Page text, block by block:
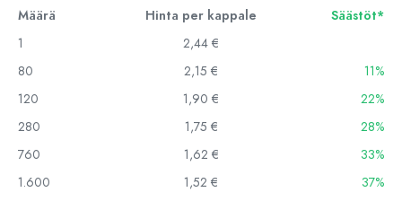
Määrä Hinta per kappale
Säästöt*
1
2,44 €
80
2,15 €
11%
120
1,90 €
22%
280
1,75 €
28%
760
1,62 €
33%
1.600
1,52 €
37%